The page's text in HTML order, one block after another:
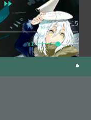
1.0
x1
-15 +15